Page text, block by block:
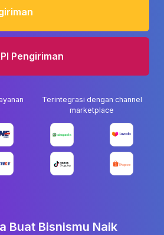
Pengiriman
Terintegrasi dengan channel
marketplace
Buat Bisnismu Naik